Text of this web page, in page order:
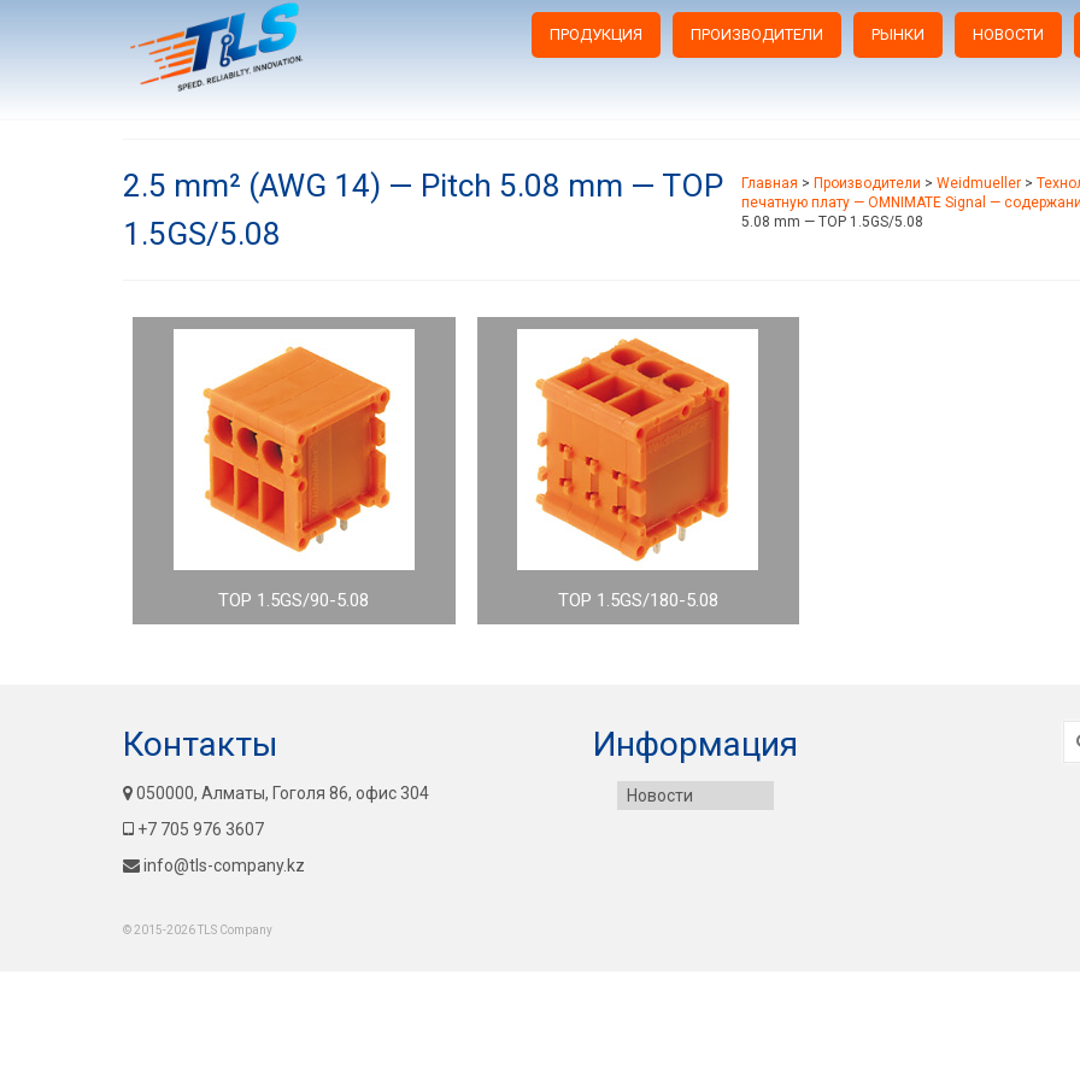
ПРОДУКЦИЯ ПРОИЗВОДИТЕЛИ РЫНКИ НОВОСТИ
2.5 mm² (AWG 14) — Pitch 5.08 mm — TOP
1.5GS/5.08
Главная > Производители > Weidmueller >
печатную плату — OMNIMATE Signal —
5.08 mm — TOP 1.5GS/5.08
TOP 1.5GS/90-5.08 TOP 1.5GS/180-5.08
Контакты
050000, Алматы, Гоголя 86, офис 304
+7 705 976 3607
info@tls-company.kz
Информация
Новости
© 2015-2026 TLS Company